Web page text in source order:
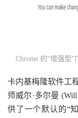
Chrome 的“增强型
卡内基梅隆软件工
师威尔·多尔曼
供了一个默认的“